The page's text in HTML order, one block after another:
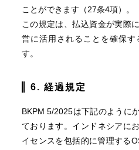
ことができます（27条4項）。
この規定は、払込資金が実際
営に活用されることを確保す
す。
6. 経過規定
BKPM 5/2025は下記のように
ております。インドネシアに
イセンスを包括的に管理する